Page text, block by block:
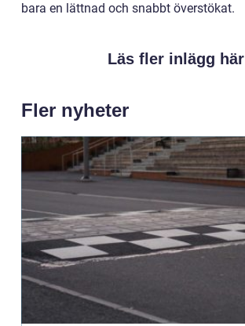
bara en lättnad och snabbt överstökat.
Läs fler inlägg här
Fler nyheter